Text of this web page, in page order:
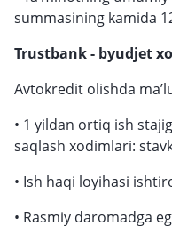
summasining kamida
Trustbank - byudjet
Avtokredit olishda
• 1 yildan ortiq ish
saqlash xodimlari:
• Ish haqi loyihasi
• Rasmiy daromadga